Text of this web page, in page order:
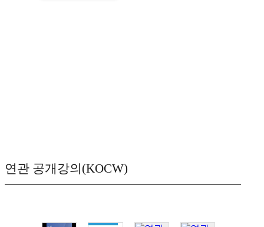
연관 공개강의(KOCW)